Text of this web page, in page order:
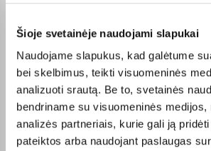
Šioje svetainėje naudojami slapukai
Naudojame slapukus, kad galėtume
bei skelbimus, teikti visuomeninės
analizuoti srautą. Be to, svetainės
bendriname su visuomeninės
analizės partneriais, kurie gali ją
pateiktos arba naudojant paslaugas
Kaune.
Pirkėjų atsiliepimai